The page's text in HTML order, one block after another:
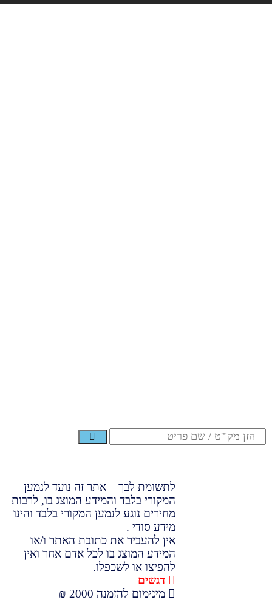
לתשומת לבך – אתר זה נועד לנמען
המקורי בלבד והמידע המוצג בו, לרבות
מחירים נוגע לנמען המקורי בלבד והינו
מידע סודי .
אין להעביר את כתובת האתר ו/או
המידע המוצג בו לכל אדם אחר ואין
להפיצו או לשכפלו.
דגשים
מינימום להזמנה 2000 ₪